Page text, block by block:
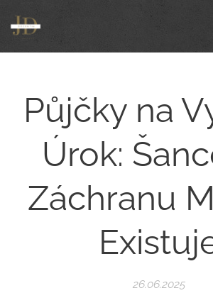
Půjčky na
Úrok:
Záchranu
26.06.2025